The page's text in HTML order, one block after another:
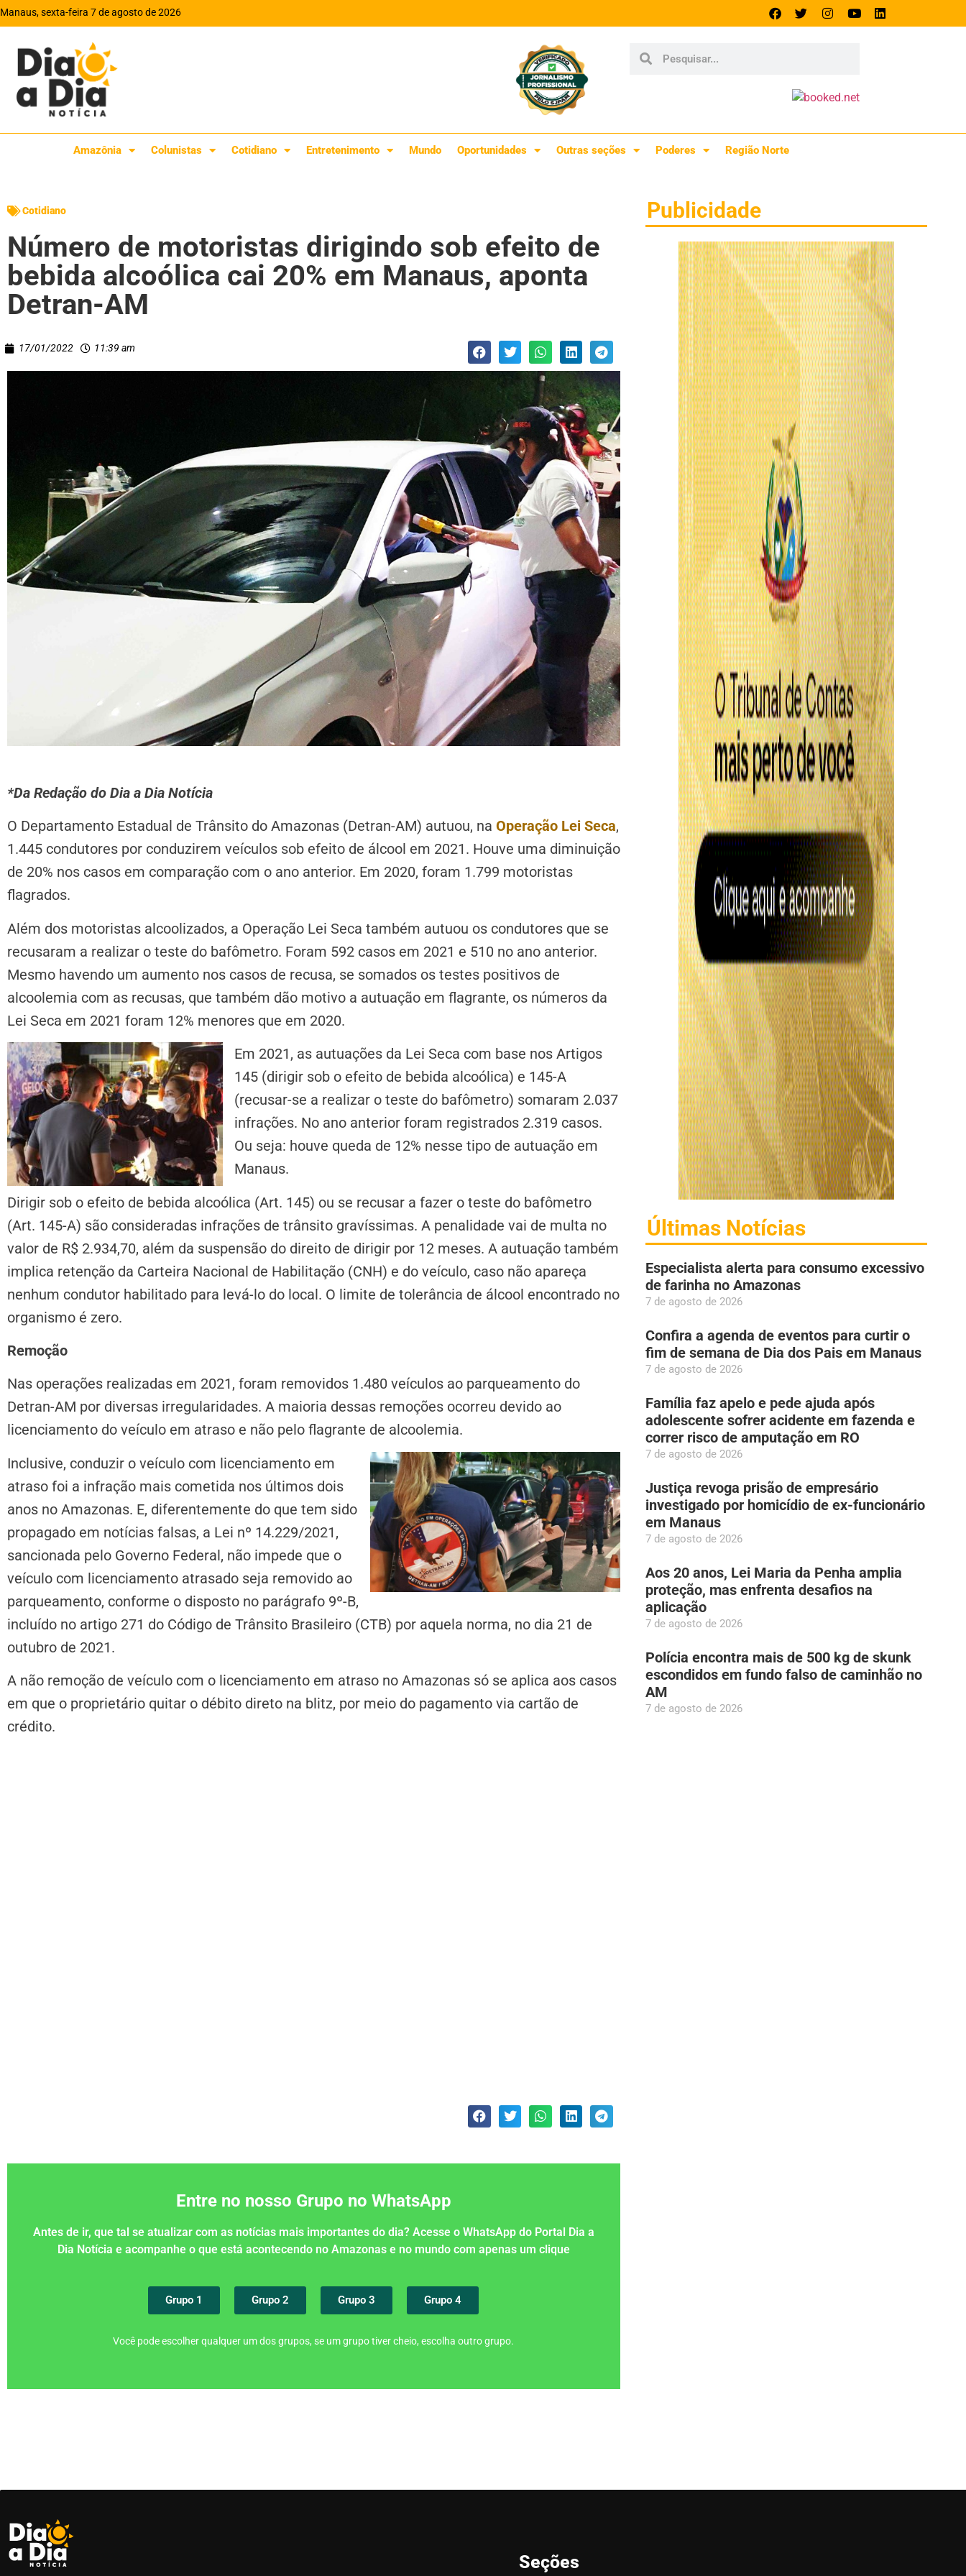
Manaus, sexta-feira 7 de agosto de 2026
Amazônia Colunistas Cotidiano Entretenimento Mundo Oportunidades Outras seções Poderes Região Norte
Cotidiano
Número de motoristas dirigindo sob efeito de
bebida alcoólica cai 20% em Manaus, aponta
Detran-AM
17/01/2022 11:39 am
*Da Redação do Dia a Dia Notícia
O Departamento Estadual de Trânsito do Amazonas (Detran-AM) autuou, na Operação Lei Seca,
1.445 condutores por conduzirem veículos sob efeito de álcool em 2021. Houve uma diminuição
de 20% nos casos em comparação com o ano anterior. Em 2020, foram 1.799 motoristas
flagrados.
Além dos motoristas alcoolizados, a Operação Lei Seca também autuou os condutores que se
recusaram a realizar o teste do bafômetro. Foram 592 casos em 2021 e 510 no ano anterior.
Mesmo havendo um aumento nos casos de recusa, se somados os testes positivos de
alcoolemia com as recusas, que também dão motivo a autuação em flagrante, os números da
Lei Seca em 2021 foram 12% menores que em 2020.
Em 2021, as autuações da Lei Seca com base nos Artigos
145 (dirigir sob o efeito de bebida alcoólica) e 145-A
(recusar-se a realizar o teste do bafômetro) somaram 2.037
infrações. No ano anterior foram registrados 2.319 casos.
Ou seja: houve queda de 12% nesse tipo de autuação em
Manaus.
Dirigir sob o efeito de bebida alcoólica (Art. 145) ou se recusar a fazer o teste do bafômetro
(Art. 145-A) são consideradas infrações de trânsito gravíssimas. A penalidade vai de multa no
valor de R$ 2.934,70, além da suspensão do direito de dirigir por 12 meses. A autuação também
implica retenção da Carteira Nacional de Habilitação (CNH) e do veículo, caso não apareça
nenhum condutor habilitado para levá-lo do local. O limite de tolerância de álcool encontrado no
organismo é zero.
Remoção
Nas operações realizadas em 2021, foram removidos 1.480 veículos ao parqueamento do
Detran-AM por diversas irregularidades. A maioria dessas remoções ocorreu devido ao
licenciamento do veículo em atraso e não pelo flagrante de alcoolemia.
Inclusive, conduzir o veículo com licenciamento em
atraso foi a infração mais cometida nos últimos dois
anos no Amazonas. E, diferentemente do que tem sido
propagado em notícias falsas, a Lei nº 14.229/2021,
sancionada pelo Governo Federal, não impede que o
veículo com licenciamento atrasado seja removido ao
parqueamento, conforme o disposto no parágrafo 9º-B,
incluído no artigo 271 do Código de Trânsito Brasileiro (CTB) por aquela norma, no dia 21 de
outubro de 2021.
A não remoção de veículo com o licenciamento em atraso no Amazonas só se aplica aos casos
em que o proprietário quitar o débito direto na blitz, por meio do pagamento via cartão de
crédito.
Entre no nosso Grupo no WhatsApp
Antes de ir, que tal se atualizar com as notícias mais importantes do dia? Acesse o WhatsApp do Portal Dia a
Dia Notícia e acompanhe o que está acontecendo no Amazonas e no mundo com apenas um clique
Grupo 1 Grupo 2 Grupo 3 Grupo 4
Você pode escolher qualquer um dos grupos, se um grupo tiver cheio, escolha outro grupo.
Publicidade
Últimas Notícias
Especialista alerta para consumo excessivo
de farinha no Amazonas
7 de agosto de 2026
Confira a agenda de eventos para curtir o
fim de semana de Dia dos Pais em Manaus
7 de agosto de 2026
Família faz apelo e pede ajuda após
adolescente sofrer acidente em fazenda e
correr risco de amputação em RO
7 de agosto de 2026
Justiça revoga prisão de empresário
investigado por homicídio de ex-funcionário
em Manaus
7 de agosto de 2026
Aos 20 anos, Lei Maria da Penha amplia
proteção, mas enfrenta desafios na
aplicação
7 de agosto de 2026
Polícia encontra mais de 500 kg de skunk
escondidos em fundo falso de caminhão no
AM
7 de agosto de 2026
Seções